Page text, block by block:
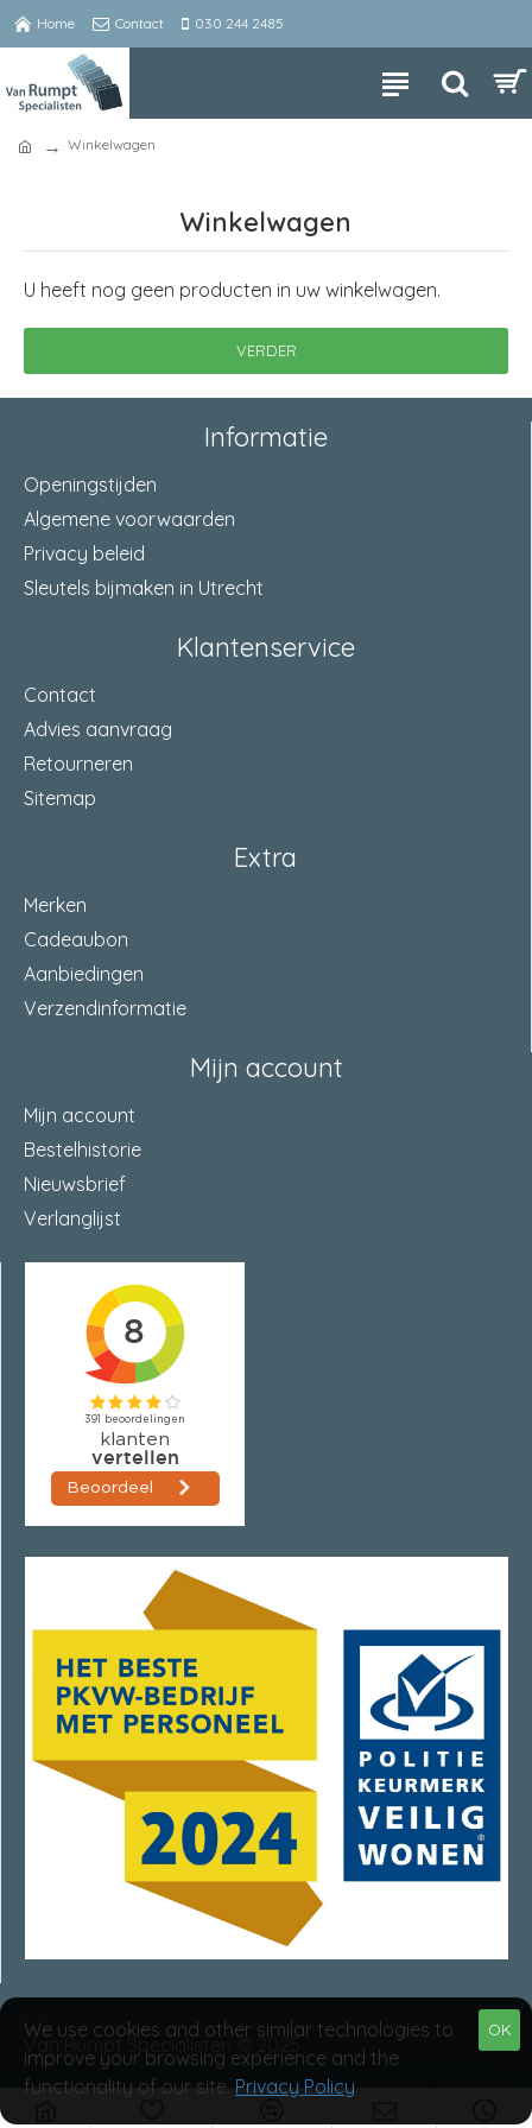
Home Contact 030 244 2485
Winkelwagen
Winkelwagen
U heeft nog geen producten in uw winkelwagen.
VERDER
Informatie
Openingstijden
Algemene voorwaarden
Privacy beleid
Sleutels bijmaken in Utrecht
Klantenservice
Contact
Advies aanvraag
Retourneren
Sitemap
Extra
Merken
Cadeaubon
Aanbiedingen
Verzendinformatie
Mijn account
Mijn account
Bestelhistorie
Nieuwsbrief
Verlanglijst
Van Rumpt Specialisten © 2025
OK
We use cookies and other similar technologies to
improve your browsing experience and the
functionality of our site. Privacy Policy.